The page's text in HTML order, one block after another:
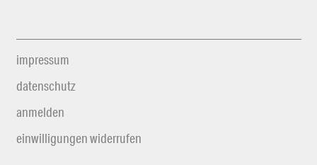
impressum
datenschutz
anmelden
einwilligungen widerrufen